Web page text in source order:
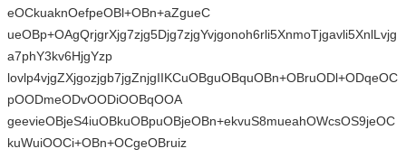
eOCkuaknOefpeOBl+OBn+aZgueC
ueOBp+OAgQrjgrXjg7zjg5Djg7zjgYvjgonoh6rli5XnmoTjgavli5XnlLvjg
a7phY3kv6HjgYzp
lovlp4vjgZXjgozjgb7jgZnjgIIKCuOBguOBquOBn+OBruODl+ODqeOC
pOODmeODvOODiOOBqOOA
geevieOBjeS4iuOBkuOBpuOBjeOBn+ekvuS8mueahOWcsOS9jeOC
kuWuiOOCi+OBn+OCgeOBruiz